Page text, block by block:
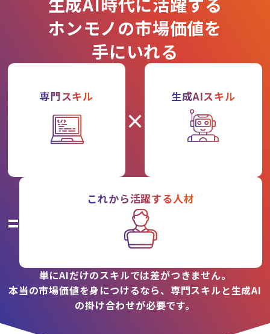
ホンモノの市場価値を
手にいれる
専門スキル
×
生成AIスキル
=
これから活躍する人材
単にAIだけのスキルでは差がつきません。
本当の市場価値を身につけるなら、専門スキルと生成AI
の掛け合わせが必要です。